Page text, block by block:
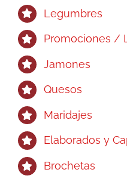
Legumbres
Promociones /
Jamones
Quesos
Maridajes
Elaborados y
Brochetas